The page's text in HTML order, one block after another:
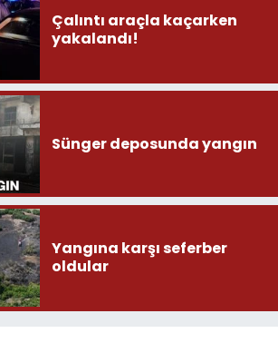
Çalıntı araçla kaçarken
yakalandı!
Sünger deposunda yangın
Yangına karşı seferber
oldular